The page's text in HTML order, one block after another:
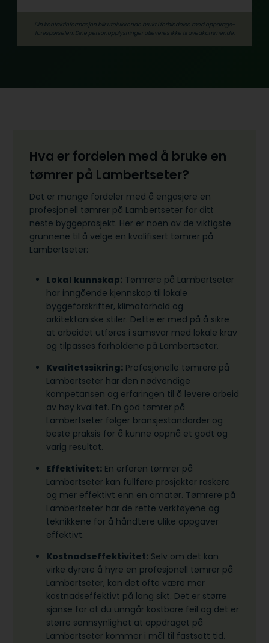
Din kontaktinformasjon blir utelukkende brukt i forbindelse med oppdrags­
forespørselen. Dine person­­opplysninger utleveres ikke til uvedkommende.
Hva er fordelen med å bruke en
tømrer på Lambertseter?
Det er mange fordeler med å engasjere en
profesjonell tømrer på Lambertseter for ditt
neste byggeprosjekt. Her er noen av de viktigste
grunnene til å velge en kvalifisert tømrer på
Lambertseter:
Lokal kunnskap: Tømrere på Lambertseter
har inngående kjennskap til lokale
byggeforskrifter, klimaforhold og
arkitektoniske stiler. Dette er med på å sikre
at arbeidet utføres i samsvar med lokale krav
og tilpasses forholdene på Lambertseter.
Kvalitetssikring: Profesjonelle tømrere på
Lambertseter har den nødvendige
kompetansen og erfaringen til å levere arbeid
av høy kvalitet. En god tømrer på
Lambertseter følger bransjestandarder og
beste praksis for å kunne oppnå et godt og
varig resultat.
Effektivitet: En erfaren tømrer på
Lambertseter kan fullføre prosjekter raskere
og mer effektivt enn en amatør. Tømrere på
Lambertseter har de rette verktøyene og
teknikkene for å håndtere ulike oppgaver
effektivt.
Kostnadseffektivitet: Selv om det kan
virke dyrere å hyre en profesjonell tømrer på
Lambertseter, kan det ofte være mer
kostnadseffektivt på lang sikt. Det er større
sjanse for at du unngår kostbare feil og det er
større sannsynlighet at oppdraget på
Lambertseter kommer i mål til fastsatt tid.